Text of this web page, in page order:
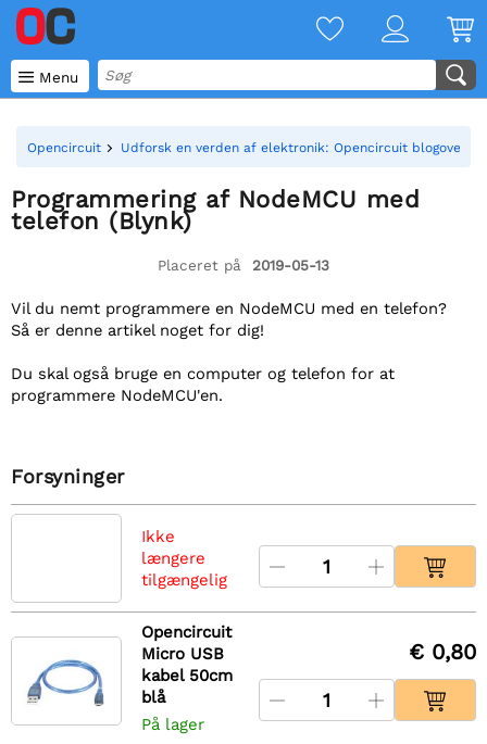
 Menu
Opencircuit Udforsk en verden af elektronik: Opencircuit blogoversigt
Programmering af NodeMCU med
telefon (Blynk)
Placeret på 2019-05-13
Vil du nemt programmere en NodeMCU med en telefon?
Så er denne artikel noget for dig!
Du skal også bruge en computer og telefon for at
programmere NodeMCU'en.
Forsyninger
Ikke
længere
tilgængelig
Opencircuit
Micro USB
kabel 50cm
blå
På lager
€ 0,80